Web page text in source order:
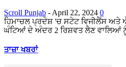
Scroll Punjab - April 22, 2024 0
ਹਿਮਾਚਲ ਪ੍ਰਦੇਸ਼ 'ਚ ਸਟੇਟ ਵਿਜੀਲੈਂਸ ਅਤੇ
ਘੰਟਿਆਂ ਦੇ ਅੰਦਰ 2 ਰਿਸ਼ਵਤ ਲੈਣ ਵਾਲਿਆਂ ਨੂੰ
ਤਾਜ਼ਾ ਖਬਰਾਂ